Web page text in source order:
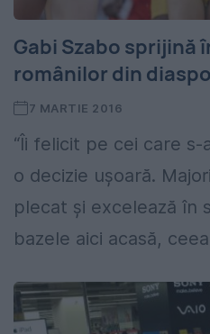
Gabi Szabo sprijină
românilor din
7 MARTIE 2016
“Îi felicit pe cei care
o decizie uşoară.
plecat şi excelează în
bazele aici acasă,